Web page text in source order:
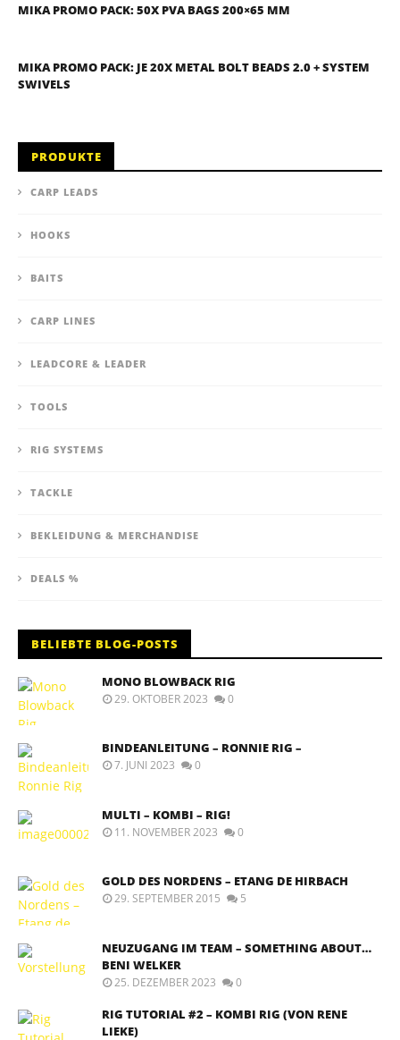
MIKA PROMO PACK: 50X PVA BAGS 200×65 MM
MIKA PROMO PACK: JE 20X METAL BOLT BEADS 2.0 + SYSTEM
SWIVELS
PRODUKTE
CARP LEADS
HOOKS
BAITS
CARP LINES
LEADCORE & LEADER
TOOLS
RIG SYSTEMS
TACKLE
BEKLEIDUNG & MERCHANDISE
DEALS %
BELIEBTE BLOG-POSTS
MONO BLOWBACK RIG
29. OKTOBER 2023 0
BINDEANLEITUNG – RONNIE RIG –
7. JUNI 2023 0
MULTI – KOMBI – RIG!
11. NOVEMBER 2023 0
GOLD DES NORDENS – ETANG DE HIRBACH
29. SEPTEMBER 2015 5
NEUZUGANG IM TEAM – SOMETHING ABOUT…
BENI WELKER
25. DEZEMBER 2023 0
RIG TUTORIAL #2 – KOMBI RIG (VON RENE
LIEKE)